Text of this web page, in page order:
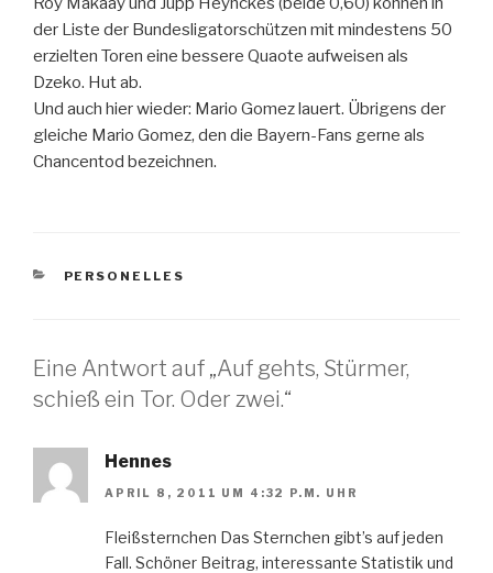
der Liste der Bundesligatorschützen mit mindestens 50
erzielten Toren eine bessere Quaote aufweisen als
Dzeko. Hut ab.
Und auch hier wieder: Mario Gomez lauert. Übrigens der
gleiche Mario Gomez, den die Bayern-Fans gerne als
Chancentod bezeichnen.
KATEGORIEN
PERSONELLES
Eine Antwort auf „Auf gehts, Stürmer,
schieß ein Tor. Oder zwei.“
Hennes
APRIL 8, 2011 UM 4:32 P.M. UHR
Fleißsternchen Das Sternchen gibt’s auf jeden
Fall. Schöner Beitrag, interessante Statistik und